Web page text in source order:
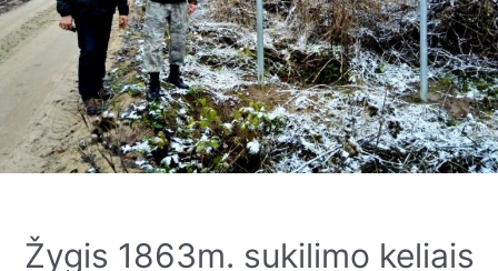
Žygis 1863m. sukilimo keliais